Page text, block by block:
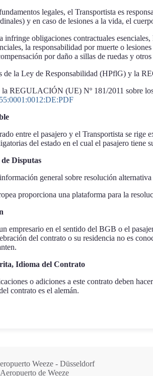
legales, el Transportista es
y en caso de lesiones a la vida, el
infringe obligaciones contractuales
la responsabilidad por muerte o
por daño a sillas de ruedas y
de la Ley de Responsabilidad (HPflG) y la
REGULACIÓN (UE) Nº 181/2011 sobre los
entre el pasajero y el Transportista se
del estado en el cual el pasajero tiene
Disputas
general sobre resolución
proporciona una plataforma para la
empresario en el sentido del BGB o el
del contrato o su residencia no es
Idioma del Contrato
o adiciones a este contrato deben
contrato es el alemán.
Weeze - Düsseldorf
de Weeze